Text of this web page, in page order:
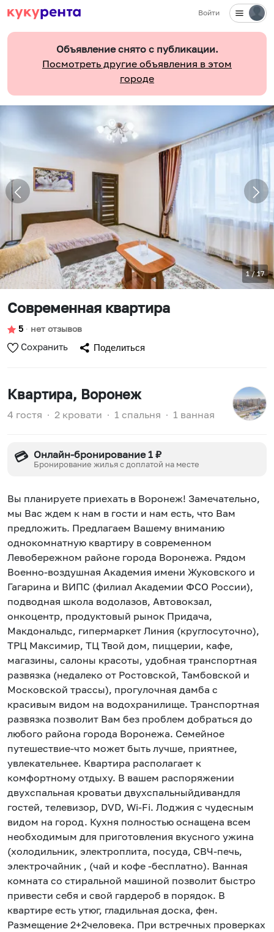
Войти
Объявление снято с публикации.
Посмотреть другие объявления в этом
городе
1/17
Современная квартира
5 ∙ нет отзывов
Сохранить Поделиться
Квартира, Воронеж
4 гостя ∙ 2 кровати ∙ 1 спальня ∙ 1 ванная
💳 Онлайн-бронирование 1 ₽
Бронирование жилья с доплатой на месте
Вы планируете приехать в Воронеж! Замечательно,
мы Вас ждем к нам в гости и нам есть, что Вам
предложить. Предлагаем Вашему вниманию
однокомнатную квартиру в современном
Левобережном районе города Воронежа. Рядом
Военно-воздушная Академия имени Жуковского и
Гагарина и ВИПС (филиал Академии ФСО России),
подводная школа водолазов, Автовокзал,
онкоцентр, продуктовый рынок Придача,
Макдональдс, гипермаркет Линия (круглосуточно),
ТРЦ Максимир, ТЦ Твой дом, пиццерии, кафе,
магазины, салоны красоты, удобная транспортная
развязка (недалеко от Ростовской, Тамбовской и
Московской трассы), прогулочная дамба с
красивым видом на водохранилище. Транспортная
развязка позволит Вам без проблем добраться до
любого района города Воронежа. Семейное
путешествие-что может быть лучше, приятнее,
увлекательнее. Квартира располагает к
комфортному отдыху. В вашем распоряжении
двухспальная кроватьи двухспальныйдивандля
гостей, телевизор, DVD, Wi-Fi. Лоджия с чудесным
видом на город. Кухня полностью оснащена всем
необходимым для приготовления вкусного ужина
(холодильник, электроплита, посуда, СВЧ-печь,
электрочайник , (чай и кофе -бесплатно). Ванная
комната со стиральной машиной позволит быстро
привести себя и свой гардероб в порядок. В
квартире есть утюг, гладильная доска, фен.
Размещение 2+2человека. При встречных проверках